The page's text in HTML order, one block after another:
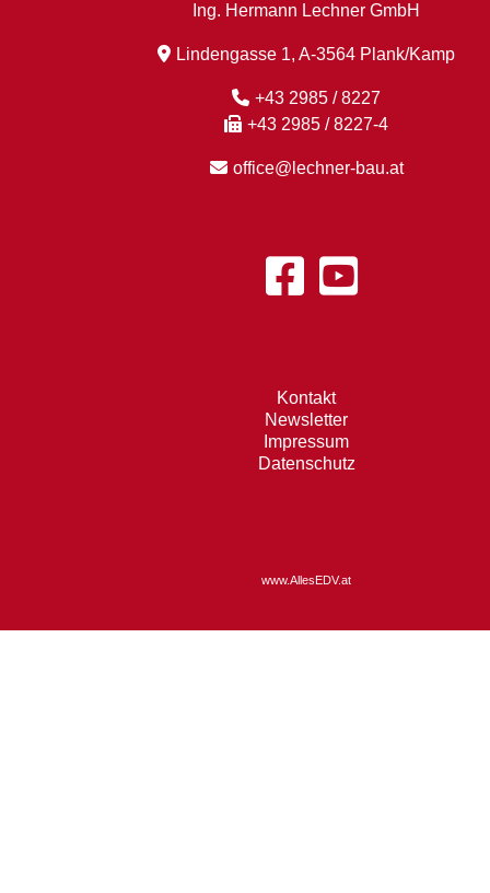
Ing. Hermann Lechner GmbH
Lindengasse 1, A-3564 Plank/Kamp
+43 2985 / 8227
+43 2985 / 8227-4
office@lechner-bau.at
Kontakt
Newsletter
Impressum
Datenschutz
www.AllesEDV.at